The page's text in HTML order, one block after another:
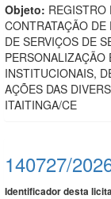
Objeto: REGISTRO
CONTRATAÇÃO
DE SERVIÇOS DE
PERSONALIZAÇÃO
INSTITUCIONAIS,
AÇÕES DAS
ITAITINGA/CE
140727/
Identificador desta